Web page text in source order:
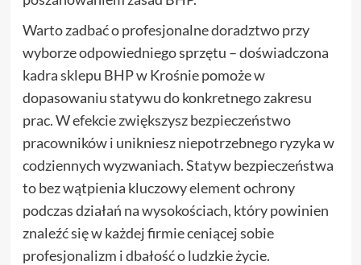
Warto zadbać o profesjonalne doradztwo przy
wyborze odpowiedniego sprzętu – doświadczona
kadra sklepu BHP w Krośnie pomoże w
dopasowaniu statywu do konkretnego zakresu
prac. W efekcie zwiększysz bezpieczeństwo
pracowników i unikniesz niepotrzebnego ryzyka w
codziennych wyzwaniach. Statyw bezpieczeństwa
to bez wątpienia kluczowy element ochrony
podczas działań na wysokościach, który powinien
znaleźć się w każdej firmie ceniącej sobie
profesjonalizm i dbałość o ludzkie życie.